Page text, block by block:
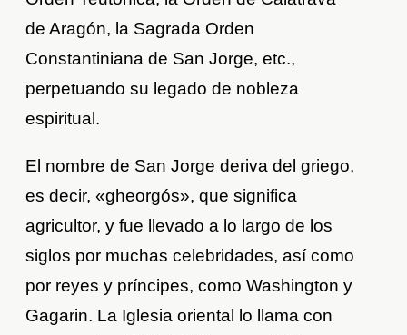
de Aragón, la Sagrada Orden
Constantiniana de San Jorge, etc.,
perpetuando su legado de nobleza
espiritual.
El nombre de San Jorge deriva del griego,
es decir, «gheorgós», que significa
agricultor, y fue llevado a lo largo de los
siglos por muchas celebridades, así como
por reyes y príncipes, como Washington y
Gagarin. La Iglesia oriental lo llama con